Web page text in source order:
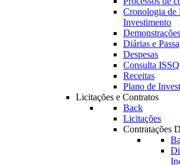
Cronologia de
Investimento
Diárias e
Despesas
Consulta
Receitas
Plano de
Licitações e Contratos
Back
Licitações
Contratações